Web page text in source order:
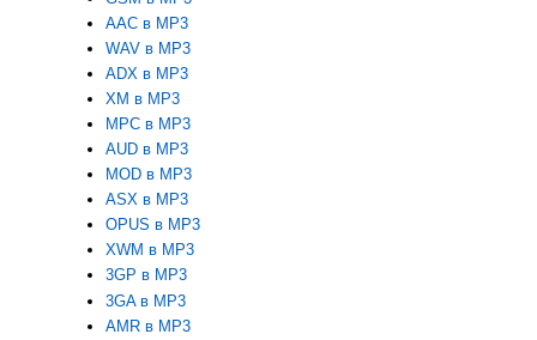
AAC в MP3
WAV в MP3
ADX в MP3
XM в MP3
MPC в MP3
AUD в MP3
MOD в MP3
ASX в MP3
OPUS в MP3
XWM в MP3
3GP в MP3
3GA в MP3
AMR в MP3